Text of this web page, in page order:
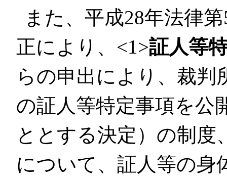
また、平成28年法律
正により、<1>証人等
らの申出により、裁判
の証人等特定事項を公
ととする決定）の制度
について、証人等の身